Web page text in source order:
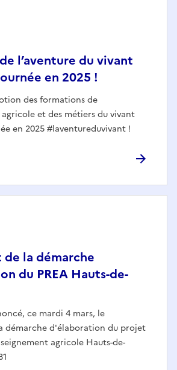
l’aventure du vivant
en 2025 !
des formations de
et des métiers du vivant
en 2025 #laventureduvivant !
de la démarche
du PREA Hauts-de-
ce mardi 4 mars, le
démarche d'élaboration du projet
agricole Hauts-de-